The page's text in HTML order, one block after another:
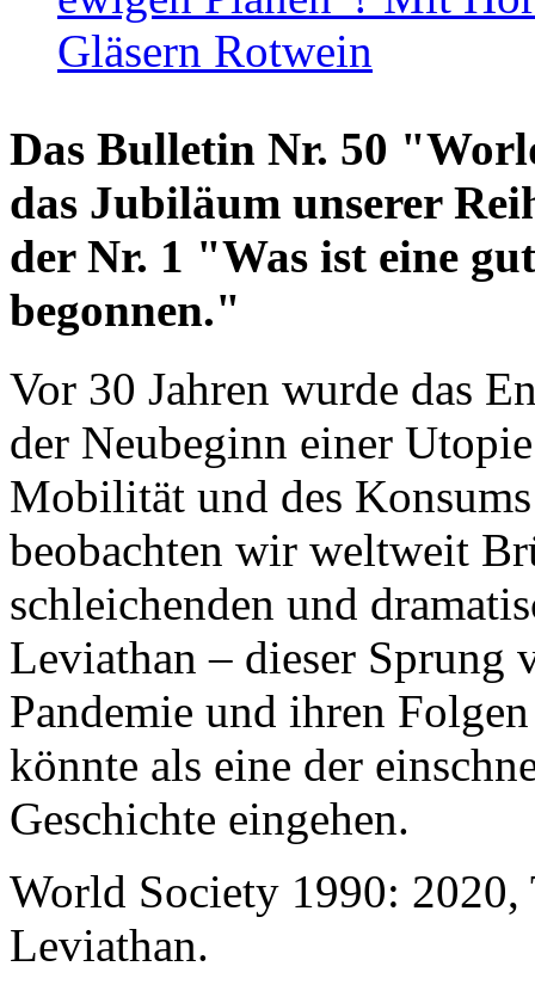
Gläsern Rotwein
Das Bulletin Nr. 50
das Jubiläum unserer
der Nr. 1 "Was ist eine
begonnen."
Vor 30 Jahren wurde das
der Neubeginn einer
Mobilität und des
beobachten wir weltweit
schleichenden und
Leviathan – dieser Sprung
Pandemie und ihren
könnte als eine der
Geschichte eingehen.
World Society 1990: 2020,
Leviathan.